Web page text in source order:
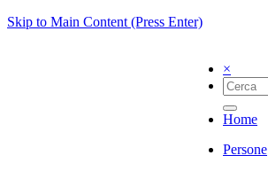
Skip to Main Content (Press Enter)
×
Home
Persone